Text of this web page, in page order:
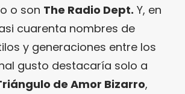
o son The Radio Dept. Y, en
cuarenta nombres de
y generaciones entre los
gusto destacaría solo a
de Amor Bizarro,